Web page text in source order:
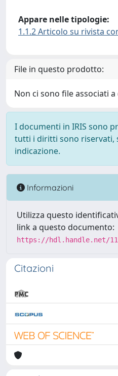
Appare nelle tipologie:
1.1.2 Articolo su rivista
File in questo prodotto:
Non ci sono file associati
I documenti in IRIS sono
tutti i diritti sono riservati,
indicazione.
Informazioni
Utilizza questo
link a questo documento:
https://hdl.handle.net/
Citazioni